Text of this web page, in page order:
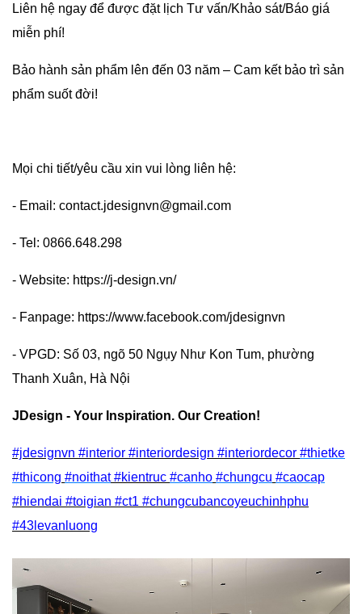
Liên hệ ngay để được đặt lịch Tư vấn/Khảo sát/Báo giá
miễn phí!
Bảo hành sản phẩm lên đến 03 năm – Cam kết bảo trì sản
phẩm suốt đời!
Mọi chi tiết/yêu cầu xin vui lòng liên hệ:
- Email: contact.jdesignvn@gmail.com
- Tel: 0866.648.298
- Website: https://j-design.vn/
- Fanpage: https://www.facebook.com/jdesignvn
- VPGD: Số 03, ngõ 50 Ngụy Như Kon Tum, phường
Thanh Xuân, Hà Nội
JDesign - Your Inspiration. Our Creation!
#jdesignvn #interior #interiordesign #interiordecor #thietke
#thicong #noithat#kientruc #canho #chungcu #caocap
#hiendai #toigian #ct1 #chungcubancoyeuchinhphu
#43levanluong